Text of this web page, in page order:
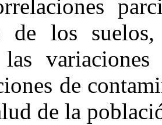
de los
variaciones
de
de la